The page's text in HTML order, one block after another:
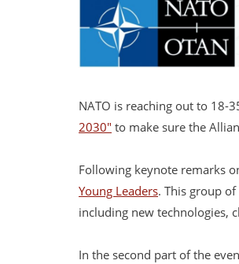
NATO is reaching out to 18-
2030" to make sure the
Following keynote remarks
Young Leaders. This group
including new technologies,
In the second part of the